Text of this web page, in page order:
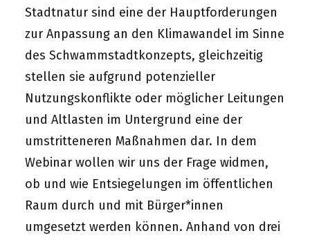
Stadtnatur sind eine der Hauptforderungen
zur Anpassung an den Klimawandel im Sinne
des Schwammstadtkonzepts, gleichzeitig
stellen sie aufgrund potenzieller
Nutzungskonflikte oder möglicher Leitungen
und Altlasten im Untergrund eine der
umstritteneren Maßnahmen dar. In dem
Webinar wollen wir uns der Frage widmen,
ob und wie Entsiegelungen im öffentlichen
Raum durch und mit Bürger*innen
umgesetzt werden können. Anhand von drei